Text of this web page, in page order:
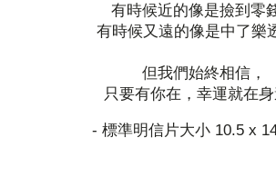
有時候近的像是撿到零
有時候又遠的像是中了樂
但我們始終相信，
只要有你在，幸運就在身
- 標準明信片大小 10.5 x